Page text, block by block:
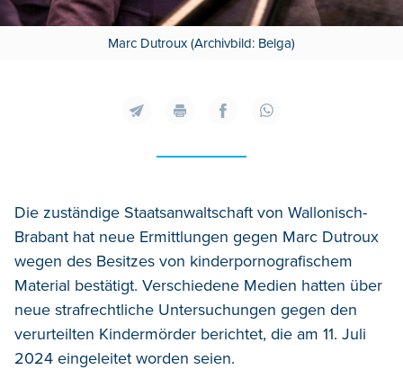
Marc Dutroux (Archivbild: Belga)
Die zuständige Staatsanwaltschaft von Wallonisch-
Brabant hat neue Ermittlungen gegen Marc Dutroux
wegen des Besitzes von kinderpornografischem
Material bestätigt. Verschiedene Medien hatten über
neue strafrechtliche Untersuchungen gegen den
verurteilten Kindermörder berichtet, die am 11. Juli
2024 eingeleitet worden seien.